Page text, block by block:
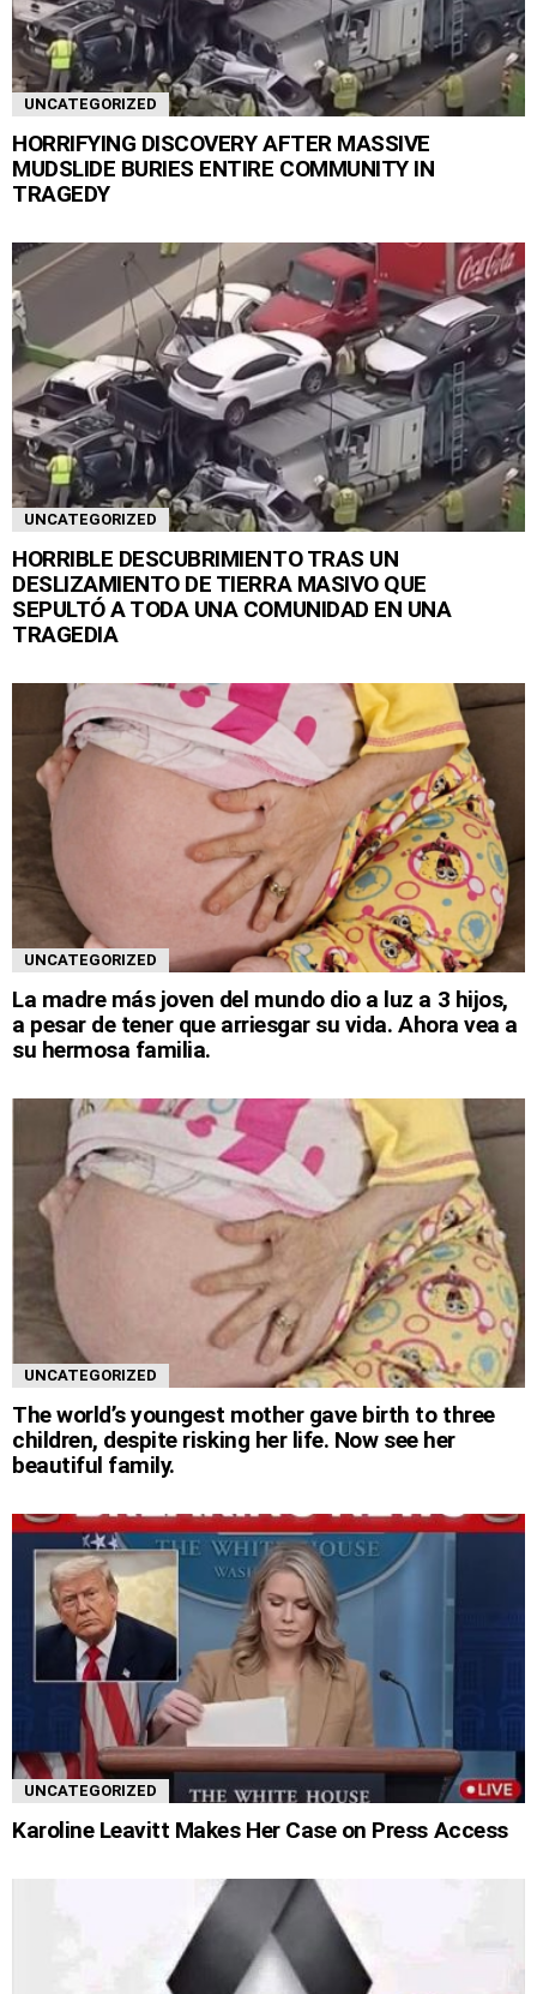
UNCATEGORIZED
HORRIFYING DISCOVERY AFTER MASSIVE
MUDSLIDE BURIES ENTIRE COMMUNITY IN
TRAGEDY
UNCATEGORIZED
HORRIBLE DESCUBRIMIENTO TRAS UN
DESLIZAMIENTO DE TIERRA MASIVO QUE
SEPULTÓ A TODA UNA COMUNIDAD EN UNA
TRAGEDIA
UNCATEGORIZED
La madre más joven del mundo dio a luz a 3 hijos,
a pesar de tener que arriesgar su vida. Ahora vea a
su hermosa familia.
UNCATEGORIZED
The world’s youngest mother gave birth to three
children, despite risking her life. Now see her
beautiful family.
UNCATEGORIZED
Karoline Leavitt Makes Her Case on Press Access